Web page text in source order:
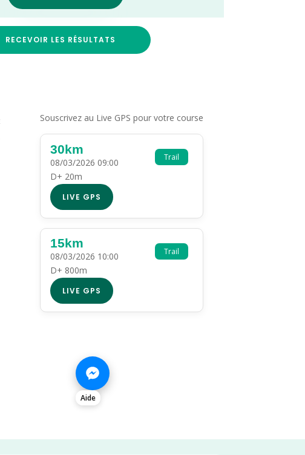
RECEVOIR LES RÉSULTATS
Souscrivez au Live GPS pour votre course
Trail
30km
08/03/2026 09:00
D+ 20m
LIVE GPS
Trail
15km
08/03/2026 10:00
D+ 800m
LIVE GPS
Aide